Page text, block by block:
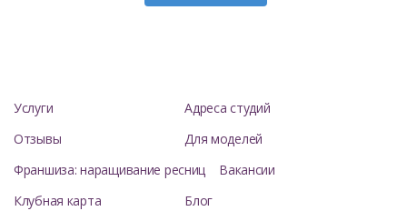
Услуги
Адреса студий
Отзывы
Для моделей
Франшиза: наращивание ресниц
Вакансии
Клубная карта
Блог